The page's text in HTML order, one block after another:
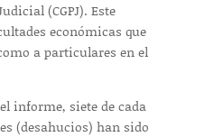
(CGPJ). Este
económicas que
a particulares en el
informe, siete de cada
(desahucios) han sido